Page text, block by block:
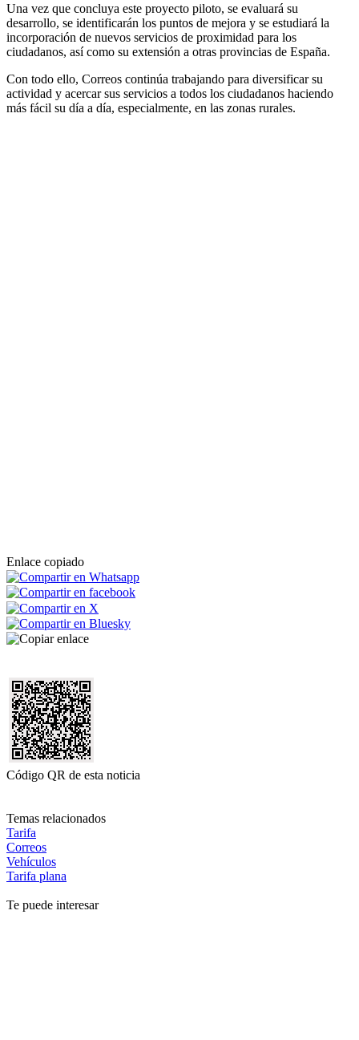
Una vez que concluya este proyecto piloto, se evaluará su
desarrollo, se identificarán los puntos de mejora y se estudiará la
incorporación de nuevos servicios de proximidad para los
ciudadanos, así como su extensión a otras provincias de España.
Con todo ello, Correos continúa trabajando para diversificar su
actividad y acercar sus servicios a todos los ciudadanos haciendo
más fácil su día a día, especialmente, en las zonas rurales.
Enlace copiado
Código QR de esta noticia
Temas relacionados
Tarifa
Correos
Vehículos
Tarifa plana
Te puede interesar